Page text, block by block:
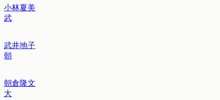
小林夏美
武
武井地子
朝
朝倉隆文
大